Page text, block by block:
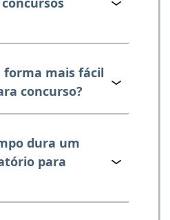
forma mais fácil
concurso?
dura um
para